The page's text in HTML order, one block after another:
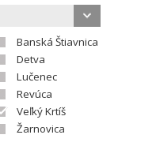
Banská Štiavnica
Detva
Lučenec
Revúca
Veľký Krtíš
Žarnovica